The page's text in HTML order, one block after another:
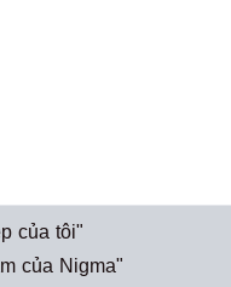
của tôi"
của Nigma"